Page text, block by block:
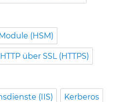
(HSM)
HTTP über SSL (HTTPS)
(IIS) Kerberos